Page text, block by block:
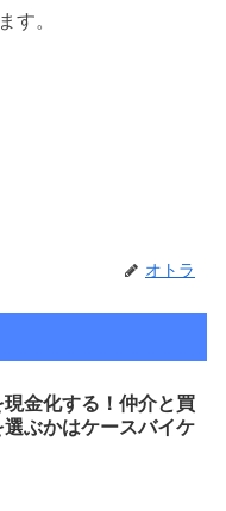
す。
オトラ
金化する！仲介と買
ぶかはケースバイケ